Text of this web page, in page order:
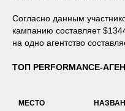
Согласно данным
кампанию составляет
на одно агентство
ТОП PERFORMANCE-
МЕСТО